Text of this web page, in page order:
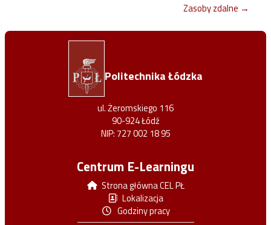
Zasoby zdalne →
Politechnika Łódzka
ul. Żeromskiego 116
90-924 Łódź
NIP: 727 002 18 95
Centrum E-Learningu
Strona główna CEL PŁ
Lokalizacja
Godziny pracy